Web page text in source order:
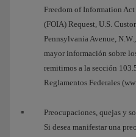
Freedom of Information
(FOIA) Request, U.S.
Pennsylvania Avenue,
mayor información sobre
remitimos a la sección
Reglamentos Federales
Preocupaciones, quejas y
Si desea manifestar una